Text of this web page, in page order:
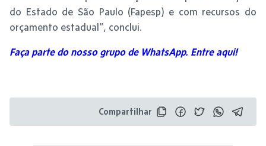
do Estado de São Paulo (Fapesp) e com recursos do
orçamento estadual”, conclui.
Faça parte do nosso grupo de WhatsApp. Entre aqui!
Compartilhar